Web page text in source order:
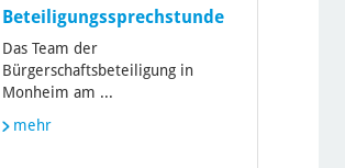
Beteiligungssprechstunde
Das Team der
Bürgerschaftsbeteiligung in
Monheim am ...
mehr